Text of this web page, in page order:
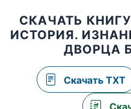
СКАЧАТЬ
ИСТОРИЯ.
ДВОРЦА
Скачать TXT